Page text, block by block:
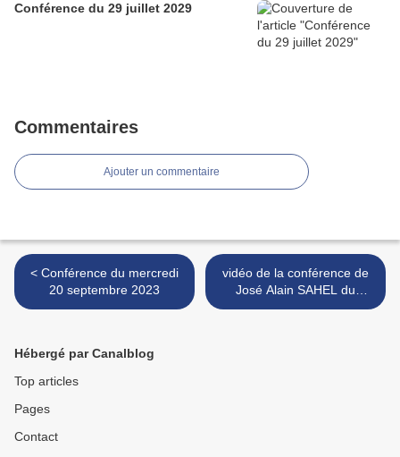
Conférence du 29 juillet 2029
Commentaires
Ajouter un commentaire
< Conférence du mercredi
20 septembre 2023
vidéo de la conférence de
José Alain SAHEL du
13/9/2023 >
Hébergé par Canalblog
Top articles
Pages
Contact